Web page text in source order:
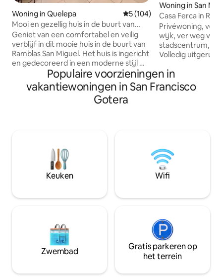
Woning in Quelepa Gemiddelde beoordeling
5 (104)
Mooi en gezellig huis in de buurt van
Ramblas, San Miguel
Geniet van een comfortabel en veilig
verblijf in dit mooie huis in de buurt van
Ramblas San Miguel. Het huis is ingericht
en gedecoreerd in een moderne stijl —
ideaal voor gezinnen, stellen of
zakenreizigers. Het ligt op slechts 3
minuten van het winkelcentrum
Ramblas, op 15 minuten van het centrum
een volledig uitgeruste keuken, wifi,
wasmachine en droger, een terras en
een overdekte garage voor 2 auto's.
Woning in San
Casa Ferca in
airconditioning
Privéwoning,
wijk, ver weg van
stadscentrum,
Volledig uitgerust
maken, volledige
wasmachine,
kabel, wifi en
- El Sitio. Op 45 minuten van de beste
stranden in het
Populaire voorzieningen in
vakantiewoningen in San Francisco
Gotera
Keuken Wifi
Zwembad
Gratis parkeren op
het terrein